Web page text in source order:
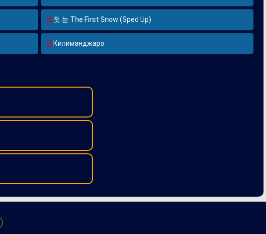
첫 눈 The First Snow (Sped Up)
Килиманджаро